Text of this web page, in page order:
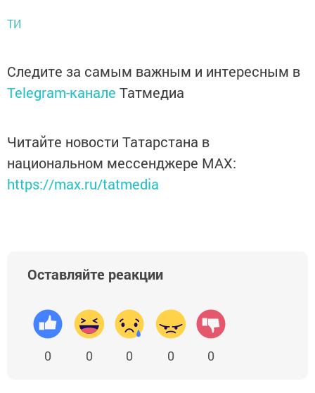
ТИ
Следите за самым важным и интересным в
Telegram-канале Татмедиа
Читайте новости Татарстана в
национальном мессенджере MАХ:
https://max.ru/tatmedia
Оставляйте реакции
0 0 0 0 0